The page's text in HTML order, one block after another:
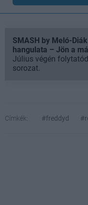
SMASH by Meló-
hangulata – Jön a
Július végén
sorozat.
Címkék: #freddyd